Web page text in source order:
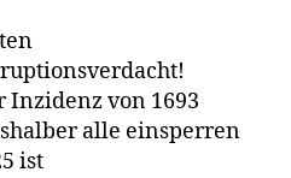
Inzidenz von 1693
alle einsperren
ist